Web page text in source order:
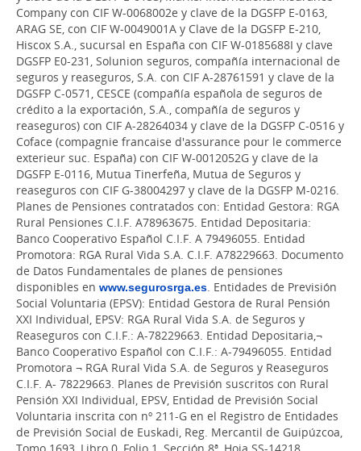
Company con CIF W-0068002e y clave de la DGSFP E-0163,
ARAG SE, con CIF W-0049001A y Clave de la DGSFP E-210,
Hiscox S.A., sucursal en España con CIF W-0185688I y clave
DGSFP E0-231, Solunion seguros, compañía internacional de
seguros y reaseguros, S.A. con CIF A-28761591 y clave de la
DGSFP C-0571, CESCE (compañía española de seguros de
crédito a la exportación, S.A., compañía de seguros y
reaseguros) con CIF A-28264034 y clave de la DGSFP C-0516 y
Coface (compagnie francaise d'assurance pour le commerce
exterieur suc. España) con CIF W-0012052G y clave de la
DGSFP E-0116, Mutua Tinerfeña, Mutua de Seguros y
reaseguros con CIF G-38004297 y clave de la DGSFP M-0216.
Planes de Pensiones contratados con: Entidad Gestora: RGA
Rural Pensiones C.I.F. A78963675. Entidad Depositaria:
Banco Cooperativo Español C.I.F. A 79496055. Entidad
Promotora: RGA Rural Vida S.A. C.I.F. A78229663. Documento
de Datos Fundamentales de planes de pensiones
disponibles en www.segurosrga.es . Entidades de Previsión
Social Voluntaria (EPSV): Entidad Gestora de Rural Pensión
XXI Individual, EPSV: RGA Rural Vida S.A. de Seguros y
Reaseguros con C.I.F.: A-78229663. Entidad Depositaria,¬
Banco Cooperativo Español con C.I.F.: A-79496055. Entidad
Promotora ¬ RGA Rural Vida S.A. de Seguros y Reaseguros
C.I.F. A- 78229663. Planes de Previsión suscritos con Rural
Pensión XXI Individual, EPSV, Entidad de Previsión Social
Voluntaria inscrita con nº 211-G en el Registro de Entidades
de Previsión Social de Euskadi, Reg. Mercantil de Guipúzcoa,
Tomo 1693, Libro 0, Folio 1, Sección 8ª, Hoja SS-14218,